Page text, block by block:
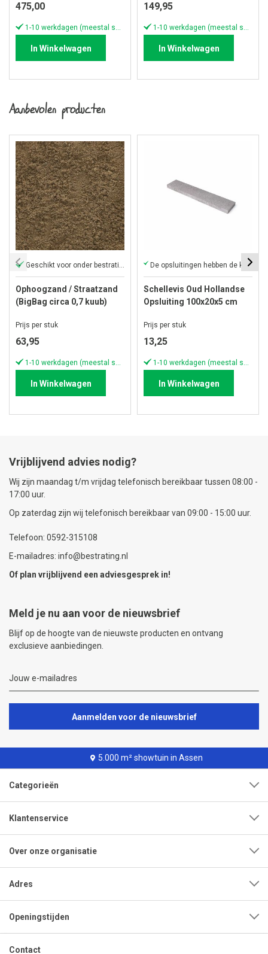
475,00
In Winkelwagen
149,95
In Winkelwagen
Aanbevolen producten
Geschikt voor onder bestrating
Ophoogzand / Straatzand
(BigBag circa 0,7 kuub)
Prijs per stuk
63,95
In Winkelwagen
De opsluitingen hebben de karakteristieke Schellevis®
Schellevis Oud Hollandse
Opsluiting 100x20x5 cm
Prijs per stuk
13,25
In Winkelwagen
Vrijblijvend advies nodig?
Wij zijn maandag t/m vrijdag telefonisch bereikbaar tussen 08:00 -
17:00 uur.
Op zaterdag zijn wij telefonisch bereikbaar van 09:00 - 15:00 uur.
Telefoon: 0592-315108
E-mailadres: info@bestrating.nl
Of plan vrijblijvend een adviesgesprek in!
Meld je nu aan voor de nieuwsbrief
Blijf op de hoogte van de nieuwste producten en ontvang
exclusieve aanbiedingen.
Aanmelden voor de nieuwsbrief
5.000 m² showtuin in Assen
Categorieën
Klantenservice
Over onze organisatie
Adres
Openingstijden
Contact